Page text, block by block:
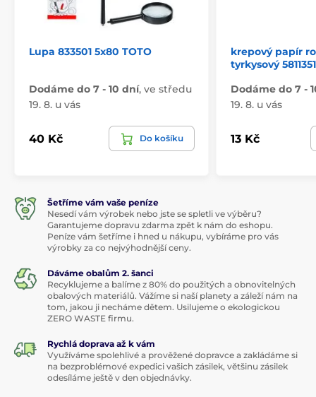
Lupa 833501 5x80 TOTO
Dodáme do 7 - 10 dní, ve středu
19. 8. u vás
40 Kč Do košíku
krepový papír
tyrkysový 5811351
Dodáme do 7 -
19. 8. u vás
13 Kč
Šetříme vám vaše peníze
Nesedí vám výrobek nebo jste se spletli ve výběru?
Garantujeme dopravu zdarma zpět k nám do eshopu.
Peníze vám šetříme i hned u nákupu, vybíráme pro vás
výrobky za co nejvýhodnější ceny.
Dáváme obalům 2. šanci
Recyklujeme a balíme z 80% do použitých a obnovitelných
obalových materiálů. Vážíme si naší planety a záleží nám na
tom, jakou ji necháme dětem. Usilujeme o ekologickou
ZERO WASTE firmu.
Rychlá doprava až k vám
Využíváme spolehlivé a prověžené dopravce a zakládáme si
na bezproblémové expedici vašich zásilek, většinu zásilek
odesíláme ještě v den objednávky.